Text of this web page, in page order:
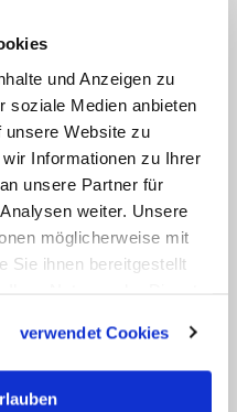
und Anzeigen zu
soziale Medien anbieten
unsere Website zu
Informationen zu Ihrer
unsere Partner für
weiter. Unsere
möglicherweise mit
Sie ihnen bereitgestellt
verwendet Cookies
um Menschen
oder
im Juni
und die
eingerichtet.
auf die
in
will das